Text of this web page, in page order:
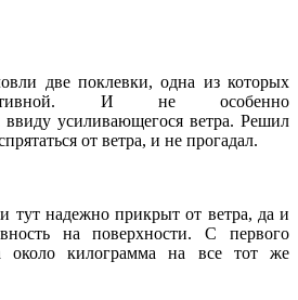
две поклевки, одна из которых
И не особенно
ввиду усиливающегося ветра. Решил
от ветра, и не прогадал.
тут надежно прикрыт от ветра, да и
на поверхности. С первого
около килограмма на все тот же